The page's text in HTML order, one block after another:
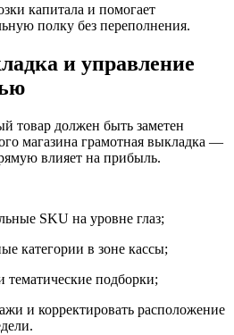
капитала и помогает
полку без переполнения.
и управление
товар должен быть заметен
магазина грамотная выкладка —
влияет на прибыль.
SKU на уровне глаз;
категории в зоне кассы;
тематические подборки;
и корректировать расположение